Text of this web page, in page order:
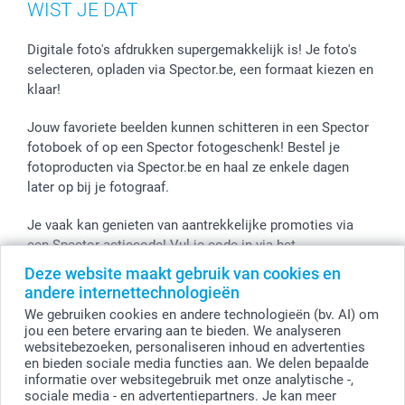
Deze website maakt gebruik van cookies en
andere internettechnologieën
We gebruiken cookies en andere technologieën (bv. AI) om
jou een betere ervaring aan te bieden. We analyseren
websitebezoeken, personaliseren inhoud en advertenties
en bieden sociale media functies aan. We delen bepaalde
informatie over websitegebruik met onze analytische -,
sociale media - en advertentiepartners. Je kan meer
Stickers en Etiketten
WIST JE DAT
Digitale foto's afdrukken supergemakkelijk is! Je foto's
selecteren, opladen via Spector.be, een formaat kiezen en
klaar!
Jouw favoriete beelden kunnen schitteren in een Spector
fotoboek of op een Spector fotogeschenk! Bestel je
fotoproducten via Spector.be en haal ze enkele dagen
later op bij je fotograaf.
Je vaak kan genieten van aantrekkelijke promoties via
een Spector actiecode! Vul je code in via het
winkelmandje en de korting wordt onmiddellijk toegepast.
© smartphoto group. Alle rechten voorbehouden
smartphoto group NV.
Kwatrechtsteenweg 160, 9230 Wetteren, België
BTW-nummer BE 0405.706.755
Alle prijzen zijn in EURO (€) inclusief BTW en exclusief verzendkosten.